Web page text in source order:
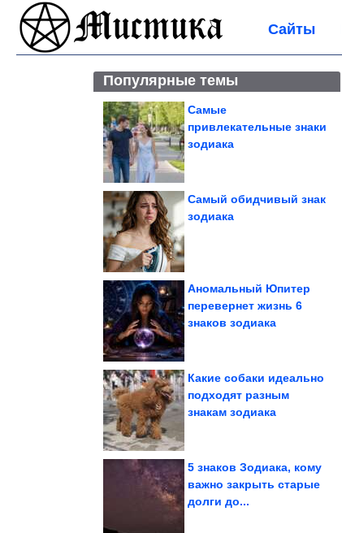
Сайты
Популярные темы
Самые
привлекательные знаки
зодиака
Самый обидчивый знак
зодиака
Аномальный Юпитер
перевернет жизнь 6
знаков зодиака
Какие собаки идеально
подходят разным
знакам зодиака
5 знаков Зодиака, кому
важно закрыть старые
долги до...